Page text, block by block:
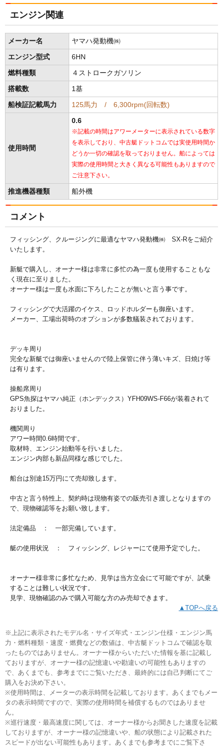
エンジン関連
メーカー名 ヤマハ発動機㈱
エンジン型式 6HN
燃料種類 ４ストロークガソリン
搭載数 1基
船検証記載馬力 125馬力 / 6,300rpm(回転数)
使用時間
0.6
※記載の時間はアワーメーターに表示されている数字
を表示しており、中古艇ドットコムでは実使用時間か
どうか一切の確認を取っておりません。船によっては
実際の使用時間と大きく異なる可能性もありますので
ご注意下さい。
推進機器種類 船外機
コメント
フィッシング、クルージングに最適なヤマハ発動機㈱ SX-Rをご紹介
いたします。
新艇で購入し、オーナー様は非常に多忙の為一度も使用することもな
く現在に至りました。
オーナー様は一度も水面に下ろしたことが無いと言う事です。
フィッシングで大活躍のイケス、ロッドホルダーも御座います。
メーカー、工場出荷時のオプションが多数艤装されております。
デッキ周り
完全な新艇では御座いませんので陸上保管に伴う薄いキズ、日焼け等
は有ります。
操船席周り
GPS魚探はヤマハ純正（ホンデックス）YFH09WS-F66が装着されて
おりました。
機関周り
アワー時間0.6時間です。
取材時、エンジン始動等を行いました。
エンジン内部も新品同様な感じでした。
船台は別途15万円にて売却致します。
中古と言う特性上、契約時は現物有姿での販売引き渡しとなりますの
で、現物確認等をお願い致します。
法定備品 ： 一部完備しています。
艇の使用状況 ： フィッシング、レジャーにて使用予定でした。
オーナー様非常に多忙なため、見学は当方立会にて可能ですが、試乗
することは難しい状況です。
見学、現物確認のみで購入可能な方のみ売却できます。
▲TOPへ戻る
※上記に表示されたモデル名・サイズ年式・エンジン仕様・エンジン馬
力・燃料種類・速度・燃費などの数値は、中古艇ドットコムで確認を取
ったものではありません。オーナー様からいただいた情報を基に記載し
ておりますが、オーナー様の記憶違いや勘違いの可能性もありますの
で、あくまでも、参考までにご覧いただき、最終的には自己判断にてご
購入をお決め下さい。
※使用時間は、メーターの表示時間を記載しております。あくまでもメー
タの表示時間ですので、実際の使用時間を補償するものではありませ
ん。
※巡行速度・最高速度に関しては、オーナー様からお聞きした速度を記載
しておりますが、オーナー様の記憶違いや、船の状態により記載された
スピードが出ない可能性もあります。あくまでも参考までにご覧下さ